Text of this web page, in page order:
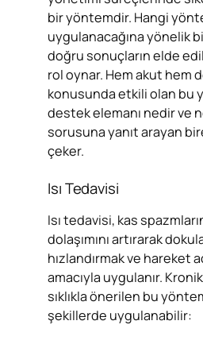
bir yöntemdir. Hangi
uygulanacağına yönelik
doğru sonuçların elde
rol oynar. Hem akut hem
konusunda etkili olan bu
destek elemanı nedir ve
sorusuna yanıt arayan
çeker.
Isı Tedavisi
Isı tedavisi, kas
dolaşımını artırarak
hızlandırmak ve hareket
amacıyla uygulanır.
sıklıkla önerilen bu
şekillerde uygulanabilir: